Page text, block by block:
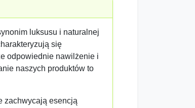
luksusu i naturalnej
się
odpowiednie nawilżenie i
naszych produktów to
zachwycają esencją